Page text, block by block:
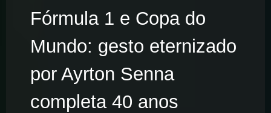
Fórmula 1 e Copa do
Mundo: gesto eternizado
por Ayrton Senna
completa 40 anos